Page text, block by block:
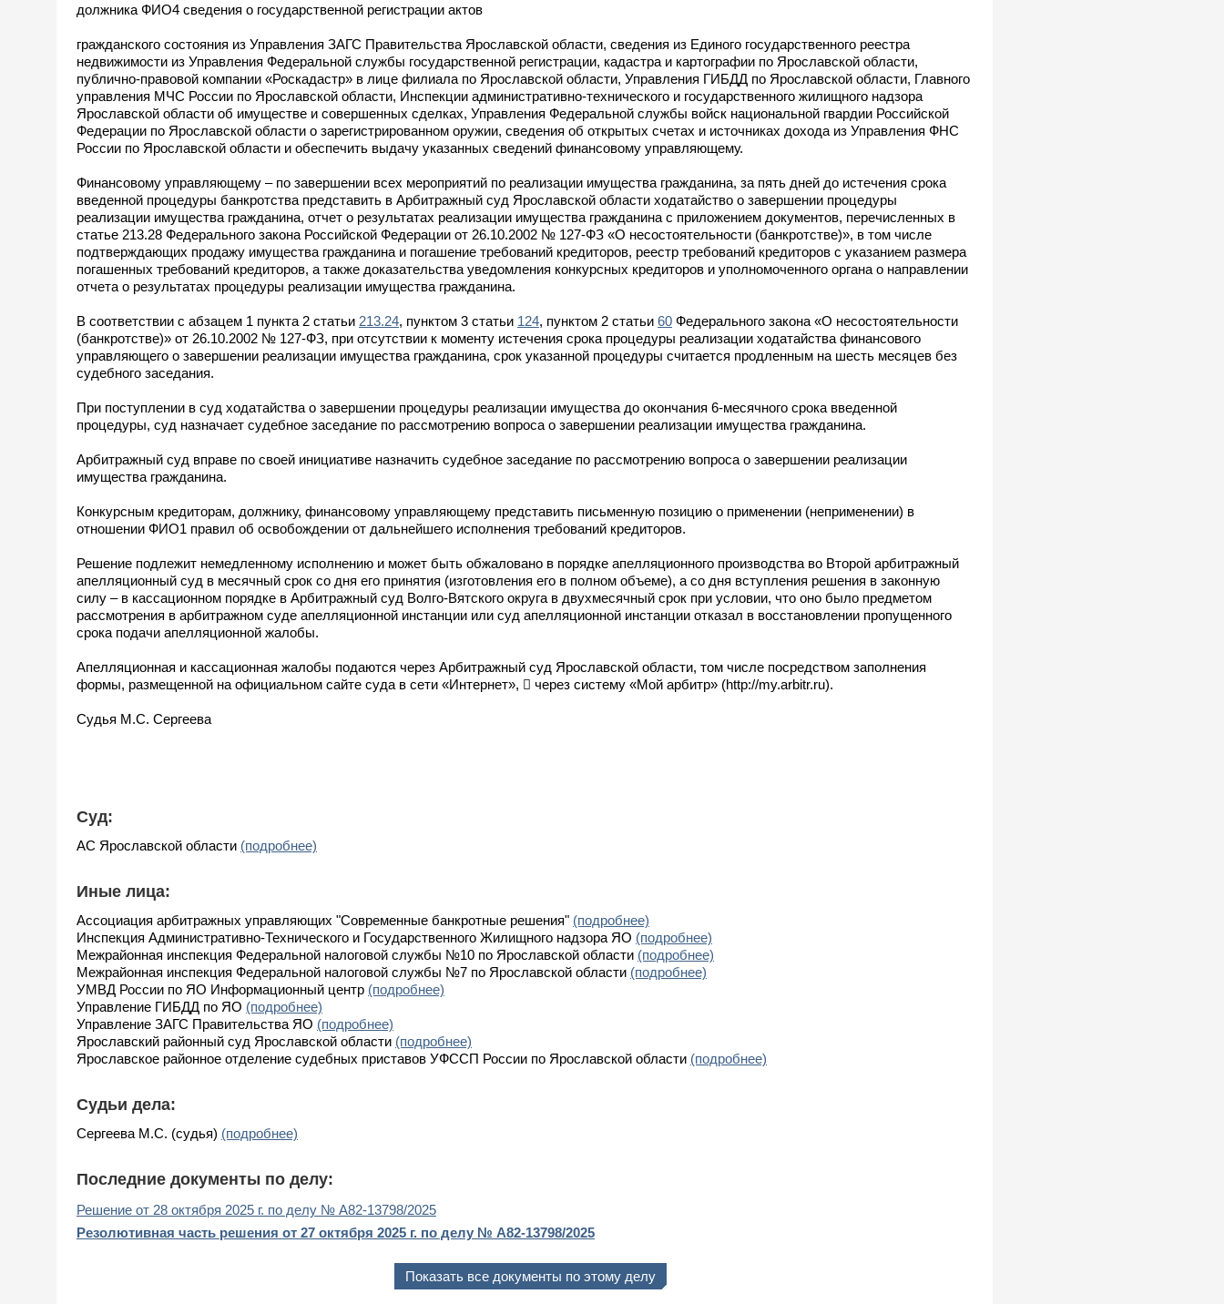
должника ФИО4 сведения о государственной регистрации актов
гражданского состояния из Управления ЗАГС Правительства Ярославской области, сведения из Единого государственного реестра
недвижимости из Управления Федеральной службы государственной регистрации, кадастра и картографии по Ярославской области,
публично-правовой компании «Роскадастр» в лице филиала по Ярославской области, Управления ГИБДД по Ярославской области, Главного
управления МЧС России по Ярославской области, Инспекции административно-технического и государственного жилищного надзора
Ярославской области об имуществе и совершенных сделках, Управления Федеральной службы войск национальной гвардии Российской
Федерации по Ярославской области о зарегистрированном оружии, сведения об открытых счетах и источниках дохода из Управления ФНС
России по Ярославской области и обеспечить выдачу указанных сведений финансовому управляющему.
Финансовому управляющему – по завершении всех мероприятий по реализации имущества гражданина, за пять дней до истечения срока
введенной процедуры банкротства представить в Арбитражный суд Ярославской области ходатайство о завершении процедуры
реализации имущества гражданина, отчет о результатах реализации имущества гражданина с приложением документов, перечисленных в
статье 213.28 Федерального закона Российской Федерации от 26.10.2002 № 127-ФЗ «О несостоятельности (банкротстве)», в том числе
подтверждающих продажу имущества гражданина и погашение требований кредиторов, реестр требований кредиторов с указанием размера
погашенных требований кредиторов, а также доказательства уведомления конкурсных кредиторов и уполномоченного органа о направлении
отчета о результатах процедуры реализации имущества гражданина.
В соответствии с абзацем 1 пункта 2 статьи 213.24, пунктом 3 статьи 124, пунктом 2 статьи 60 Федерального закона «О несостоятельности
(банкротстве)» от 26.10.2002 № 127-ФЗ, при отсутствии к моменту истечения срока процедуры реализации ходатайства финансового
управляющего о завершении реализации имущества гражданина, срок указанной процедуры считается продленным на шесть месяцев без
судебного заседания.
При поступлении в суд ходатайства о завершении процедуры реализации имущества до окончания 6-месячного срока введенной
процедуры, суд назначает судебное заседание по рассмотрению вопроса о завершении реализации имущества гражданина.
Арбитражный суд вправе по своей инициативе назначить судебное заседание по рассмотрению вопроса о завершении реализации
имущества гражданина.
Конкурсным кредиторам, должнику, финансовому управляющему представить письменную позицию о применении (неприменении) в
отношении ФИО1 правил об освобождении от дальнейшего исполнения требований кредиторов.
Решение подлежит немедленному исполнению и может быть обжаловано в порядке апелляционного производства во Второй арбитражный
апелляционный суд в месячный срок со дня его принятия (изготовления его в полном объеме), а со дня вступления решения в законную
силу – в кассационном порядке в Арбитражный суд Волго-Вятского округа в двухмесячный срок при условии, что оно было предметом
рассмотрения в арбитражном суде апелляционной инстанции или суд апелляционной инстанции отказал в восстановлении пропущенного
срока подачи апелляционной жалобы.
Апелляционная и кассационная жалобы подаются через Арбитражный суд Ярославской области, том числе посредством заполнения
формы, размещенной на официальном сайте суда в сети «Интернет»,  через систему «Мой арбитр» (http://my.arbitr.ru).
Судья М.С. Сергеева
Суд:
АС Ярославской области (подробнее)
Иные лица:
Ассоциация арбитражных управляющих "Современные банкротные решения" (подробнее)
Инспекция Административно-Технического и Государственного Жилищного надзора ЯО (подробнее)
Межрайонная инспекция Федеральной налоговой службы №10 по Ярославской области (подробнее)
Межрайонная инспекция Федеральной налоговой службы №7 по Ярославской области (подробнее)
УМВД России по ЯО Информационный центр (подробнее)
Управление ГИБДД по ЯО (подробнее)
Управление ЗАГС Правительства ЯО (подробнее)
Ярославский районный суд Ярославской области (подробнее)
Ярославское районное отделение судебных приставов УФССП России по Ярославской области (подробнее)
Судьи дела:
Сергеева М.С. (судья) (подробнее)
Последние документы по делу:
Решение от 28 октября 2025 г. по делу № А82-13798/2025
Резолютивная часть решения от 27 октября 2025 г. по делу № А82-13798/2025
Показать все документы по этому делу